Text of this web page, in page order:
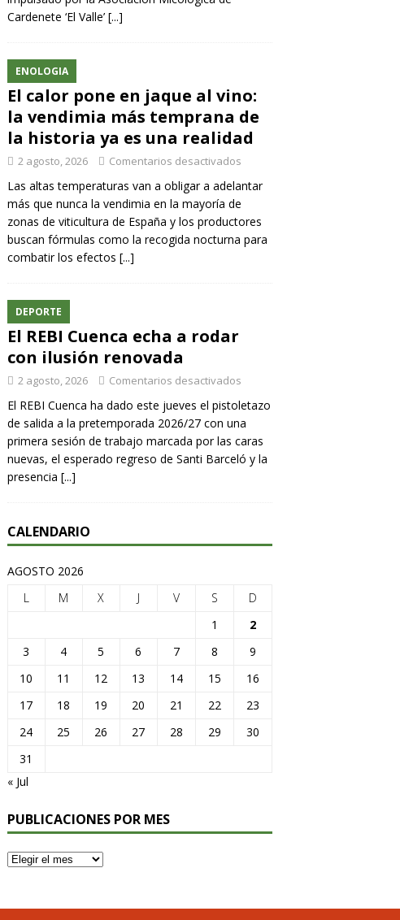
Cardenete ‘El Valle’ [...]
ENOLOGIA
El calor pone en jaque al vino:
la vendimia más temprana de
la historia ya es una realidad
2 agosto, 2026 Comentarios desactivados
Las altas temperaturas van a obligar a adelantar
más que nunca la vendimia en la mayoría de
zonas de viticultura de España y los productores
buscan fórmulas como la recogida nocturna para
combatir los efectos [...]
DEPORTE
El REBI Cuenca echa a rodar
con ilusión renovada
2 agosto, 2026 Comentarios desactivados
El REBI Cuenca ha dado este jueves el pistoletazo
de salida a la pretemporada 2026/27 con una
primera sesión de trabajo marcada por las caras
nuevas, el esperado regreso de Santi Barceló y la
presencia [...]
CALENDARIO
AGOSTO 2026
L
M X J V S
D
1
2
3
4 5 6 7 8
9
10
11 12 13 14 15
16
17
18 19 20 21 22
23
24
25 26 27 28 29
30
31
« Jul
PUBLICACIONES POR MES